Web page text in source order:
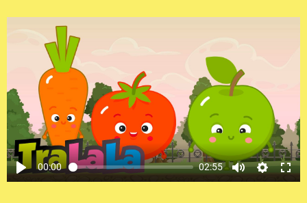
00:00 02:55